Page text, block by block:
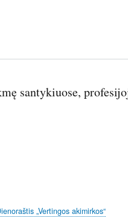
santykiuose,
„Vertingos akimirkos“